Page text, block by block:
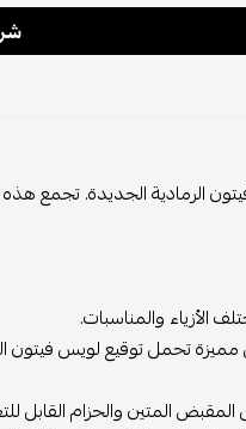
الرمادية الجديدة. تجمع هذه
الأزياء والمناسبات.
تحمل توقيع لويس فيتون
المتين والحزام القابل